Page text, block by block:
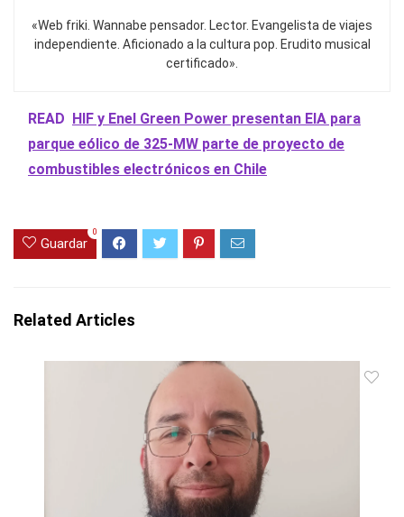
«Web friki. Wannabe pensador. Lector. Evangelista de viajes
independiente. Aficionado a la cultura pop. Erudito musical
certificado».
READ HIF y Enel Green Power presentan EIA para
parque eólico de 325-MW parte de proyecto de
combustibles electrónicos en Chile
Guardar
0
Related Articles